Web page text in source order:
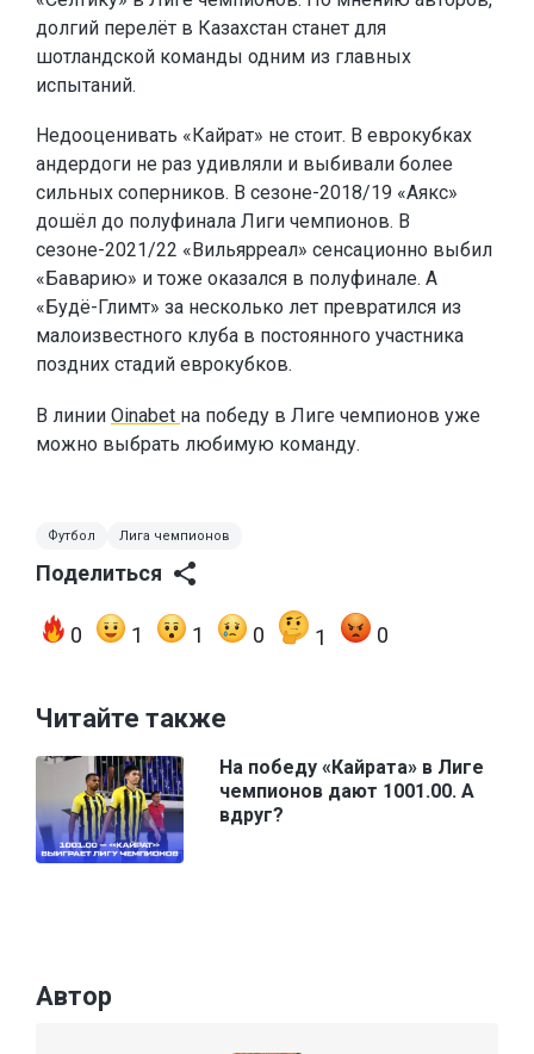
долгий перелёт в Казахстан станет для
шотландской команды одним из главных
испытаний.
Недооценивать «Кайрат» не стоит. В еврокубках
андердоги не раз удивляли и выбивали более
сильных соперников. В сезоне-2018/19 «Аякс»
дошёл до полуфинала Лиги чемпионов. В
сезоне-2021/22 «Вильярреал» сенсационно выбил
«Баварию» и тоже оказался в полуфинале. А
«Будё-Глимт» за несколько лет превратился из
малоизвестного клуба в постоянного участника
поздних стадий еврокубков.
В линии Oinabet на победу в Лиге чемпионов уже
можно выбрать любимую команду.
Футбол Лига чемпионов
Поделиться
0 1 1 0 1 0
Читайте также
На победу «Кайрата» в Лиге
чемпионов дают 1001.00. А
вдруг?
Автор